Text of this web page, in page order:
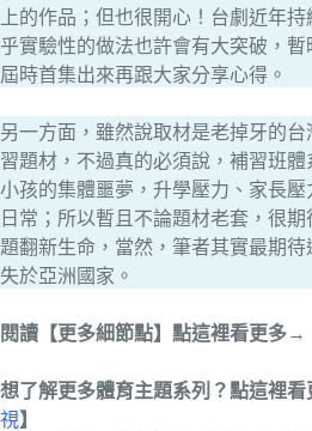
上的作品；但也很開心！台劇近年
乎實驗性的做法也許會有大突破，暫
屆時首集出來再跟大家分享心得。
另一方面，雖然說取材是老掉牙的
習題材，不過真的必須說，補習班
小孩的集體噩夢，升學壓力、家長
日常；所以暫且不論題材老套，很
題翻新生命，當然，筆者其實最期待
失於亞洲國家。
閱讀【更多細節點】點這裡看更多→
想了解更多體育主題系列？點這裡
視】